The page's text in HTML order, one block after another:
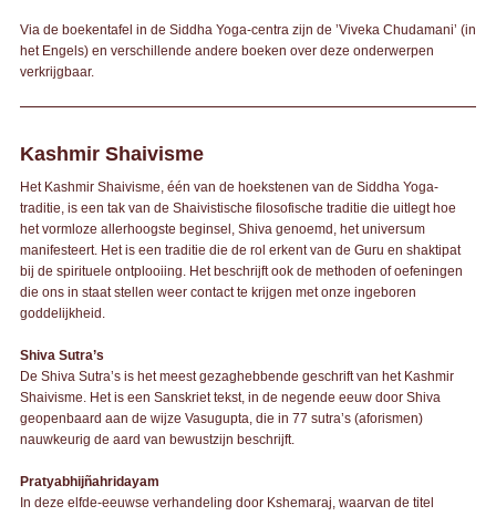
Via de boekentafel in de Siddha Yoga-centra zijn de ’Viveka Chudamani’ (in
het Engels) en verschillende andere boeken over deze onderwerpen
verkrijgbaar.
Kashmir Shaivisme
Het Kashmir Shaivisme, één van de hoekstenen van de Siddha Yoga-
traditie, is een tak van de Shaivistische filosofische traditie die uitlegt hoe
het vormloze allerhoogste beginsel, Shiva genoemd, het universum
manifesteert. Het is een traditie die de rol erkent van de Guru en shaktipat
bij de spirituele ontplooiing. Het beschrijft ook de methoden of oefeningen
die ons in staat stellen weer contact te krijgen met onze ingeboren
goddelijkheid.
Shiva Sutra’s
De Shiva Sutra’s is het meest gezaghebbende geschrift van het Kashmir
Shaivisme. Het is een Sanskriet tekst, in de negende eeuw door Shiva
geopenbaard aan de wijze Vasugupta, die in 77 sutra’s (aforismen)
nauwkeurig de aard van bewustzijn beschrijft.
Pratyabhijñahridayam
In deze elfde-eeuwse verhandeling door Kshemaraj, waarvan de titel